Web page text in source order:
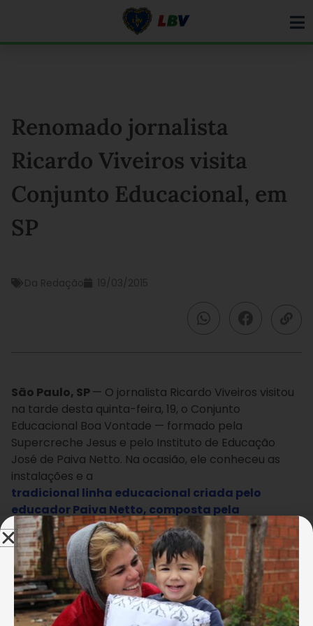
Renomado jornalista
Ricardo Viveiros visita
Conjunto Educacional, em
SP
Da Redação 19/03/2015
São Paulo, SP— O jornalista Ricardo Viveiros visitou
na tarde desta quinta-feira, 19, o Conjunto
Educacional Boa Vontade — formado pela
Supercreche Jesus e pelo Instituto de Educação
José de Paiva Netto. Na ocasião, ele conheceu as
instalações e a
tradicional linha educacional criada pelo
educador Paiva Netto, composta pela
Pedagogia do Afeto e Pedagogia do Cidadão
Ecumênico e aplicada, com sucesso, na Escola
{glf nid:41677}